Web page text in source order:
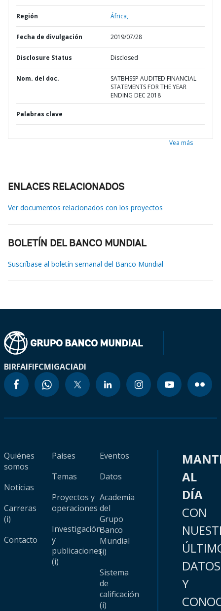
Región África,
Fecha de divulgación 2019/07/28
Disclosure Status Disclosed
Nom. del doc.
SATBHSSP AUDITED FINANCIAL
STATEMENTS FOR THE YEAR
ENDING DEC 2018
Palabras clave
Vea más
ENLACES RELACIONADOS
Ver documentos relacionados con los proyectos
BOLETÍN DEL BANCO MUNDIAL
Suscríbase al boletín semanal del Banco Mundial
BIRFAIFIFCMIGACIADI
Quiénes
somos
Noticias
Carreras
(i)
Contacto
Países
Temas
Proyectos y
operaciones
Investigación
y
publicaciones
(i)
Eventos
Datos
Academia
del
Grupo
Banco
Mundial
(i)
Sistema
de
calificación
(i)
AL
DÍA
CON
DATOS
Y